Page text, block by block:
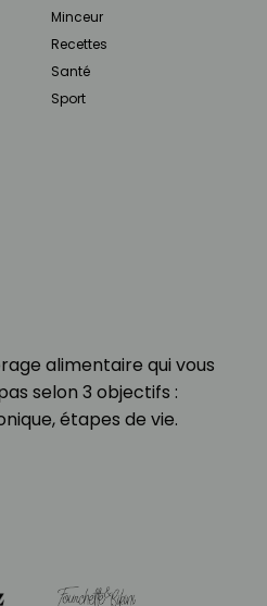
alimentaire qui vous
selon 3 objectifs :
étapes de vie.
Minceur
Recettes
Santé
Sport